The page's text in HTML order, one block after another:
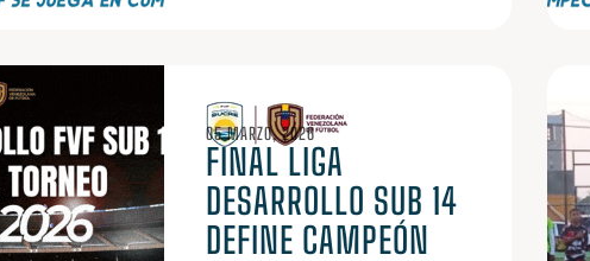
05 MARZO, 2026
FINAL LIGA
DESARROLLO SUB 14
DEFINE CAMPEÓN